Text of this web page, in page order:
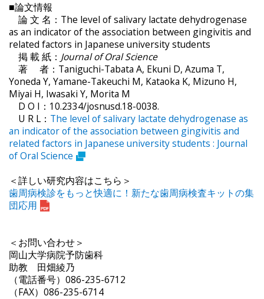
■論文情報
論 文 名：The level of salivary lactate dehydrogenase
as an indicator of the association between gingivitis and
related factors in Japanese university students
掲 載 紙： Journal of Oral Science
著 者：Taniguchi-Tabata A, Ekuni D, Azuma T,
Yoneda Y, Yamane-Takeuchi M, Kataoka K, Mizuno H,
Miyai H, Iwasaki Y, Morita M
D O I：10.2334/josnusd.18-0038.
U R L： The level of salivary lactate dehydrogenase as
an indicator of the association between gingivitis and
related factors in Japanese university students : Journal
of Oral Science
＜詳しい研究内容はこちら＞
歯周病検診をもっと快適に！新たな歯周病検査キットの集
団応用
＜お問い合わせ＞
岡山大学病院予防歯科
助教 田畑綾乃
（電話番号）086-235-6712
（FAX）086-235-6714